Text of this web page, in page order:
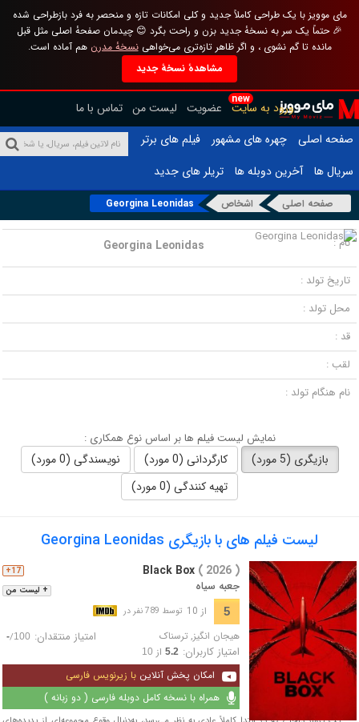
مای موویز با یک طراحی کاملاً جدید و کلی امکانات تازه و منحصر به فرد بازطراحی شده
🎉 حتماً یک سر به نسخهٔ جدید بزن و راحت بگرد 😊 چیدمان صفحهٔ اصلی مثل قبل
مانده تا گم نشوی ، و اگر ظاهر تازه‌تری می‌خواهینسخهٔ مدرن هم آماده است.
مشاهدهٔ نسخهٔ جدید
new
ورود به سایت عضویت لیست من تماس با ما
صفحه اصلی
چهره های مشهور
فیلم های برتر
سریال ها
آخرین دوبله ها تریلر های جدید
صفحه اصلی اشخاص Georgina Leonidas
نام : Georgina Leonidas
تاریخ تولد :
محل تولد :
قد :
لقب :
نام هنگام تولد :
نمایش لیست فیلم ها بر اساس نوع همکاری :
بازیگری (5 مورد) کارگردانی (0 مورد)
نویسندگی (0 مورد)
تهیه کنندگی (0 مورد)
لیست فیلم های با بازیگری Georgina Leonidas
+ لیست من
17+ Black Box ( 2026 )
جعبه سیاه
5 از 10 توسط 789 نفر در
هیجان انگیز, ترسناک امتیاز منتقدان: -/100
امتیاز کاربران: 5.2از 10
امکان پخش آنلاین با زیرنویس فارسی
همراه با نسخه کامل دوبله فارسی ( دو زبانه )